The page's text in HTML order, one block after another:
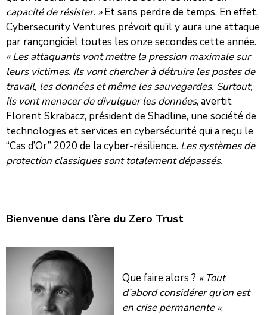
capacité de résister. »Et sans perdre de temps. En effet,
Cybersecurity Ventures prévoit qu’il y aura une attaque
par rançongiciel toutes les onze secondes cette année.
« Les attaquants vont mettre la pression maximale sur
leurs victimes. Ils vont chercher à détruire les postes de
travail, les données et même les sauvegardes. Surtout,
ils vont menacer de divulguer les données, avertit
Florent Skrabacz, président de Shadline, une société de
technologies et services en cybersécurité qui a reçu le
‘‘Cas d’Or’’ 2020 de la cyber-résilience. Les systèmes de
protection classiques sont totalement dépassés.
Bienvenue dans l’ère du Zero Trust
Que faire alors ? « Tout
d’abord considérer qu’on est
en crise permanente »,